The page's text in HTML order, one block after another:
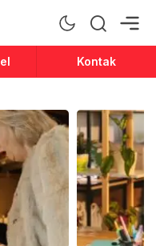
Kontak